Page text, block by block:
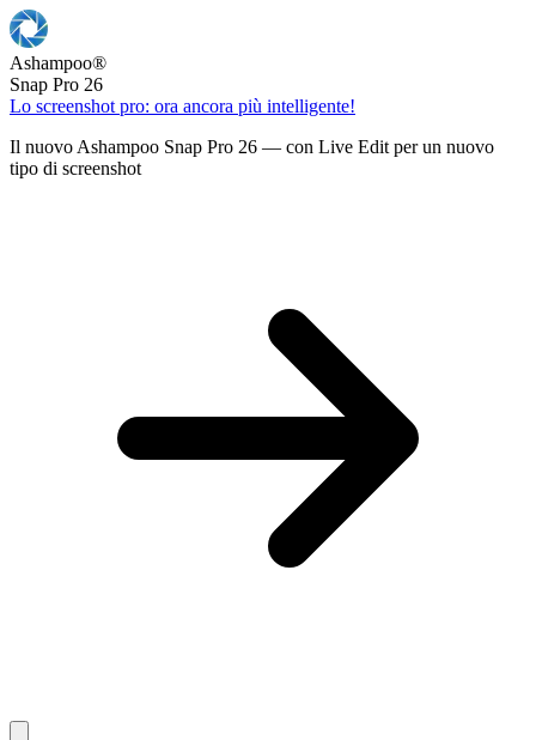
Ashampoo®
Snap Pro 26
Lo screenshot pro: ora ancora più intelligente!
Il nuovo Ashampoo Snap Pro 26 — con Live Edit per un nuovo
tipo di screenshot